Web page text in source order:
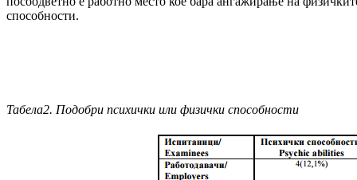
способности.
Табела2. Подобри психички или физички способности